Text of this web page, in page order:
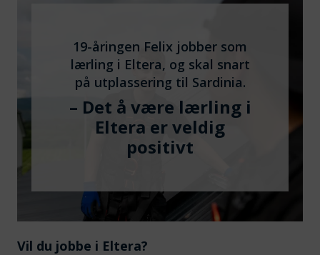
19-åringen Felix jobber som
lærling i Eltera, og skal snart
på utplassering til Sardinia.
– Det å være lærling i
Eltera er veldig
positivt
Vil du jobbe i Eltera?